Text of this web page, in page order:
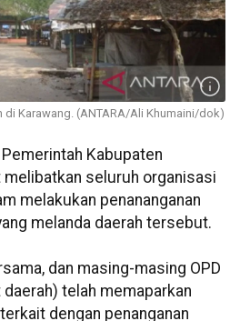
Karawang. (ANTARA/Ali Khumaini/dok)
Pemerintah Kabupaten
melibatkan seluruh organisasi
melakukan penananganan
melanda daerah tersebut.
dan masing-masing OPD
telah memaparkan
dengan penanganan